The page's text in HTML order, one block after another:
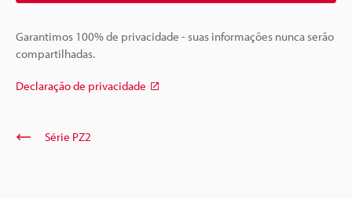
Garantimos 100% de privacidade - suas informações nunca serão
compartilhadas.
Declaração de privacidade
Série PZ2